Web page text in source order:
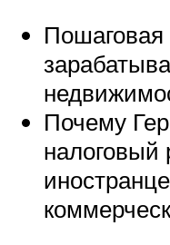
Пошаговая
Почему
налоговый